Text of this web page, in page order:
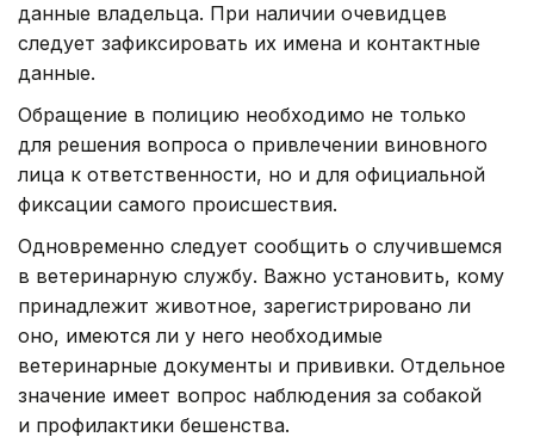
данные владельца. При наличии очевидцев
следует зафиксировать их имена и контактные
данные.
Обращение в полицию необходимо не только
для решения вопроса о привлечении виновного
лица к ответственности, но и для официальной
фиксации самого происшествия.
Одновременно следует сообщить о случившемся
в ветеринарную службу. Важно установить, кому
принадлежит животное, зарегистрировано ли
оно, имеются ли у него необходимые
ветеринарные документы и прививки. Отдельное
значение имеет вопрос наблюдения за собакой
и профилактики бешенства.